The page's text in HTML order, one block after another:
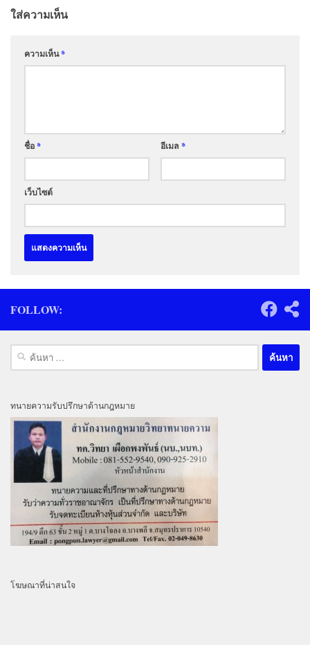
ใส่ความเห็น
ความเห็น*
ชื่อ* อีเมล *
เว็บไซต์
FOLLOW:
ค้นหา
ทนายความรับปรึกษาด้านกฎหมาย
โฆษณาที่น่าสนใจ